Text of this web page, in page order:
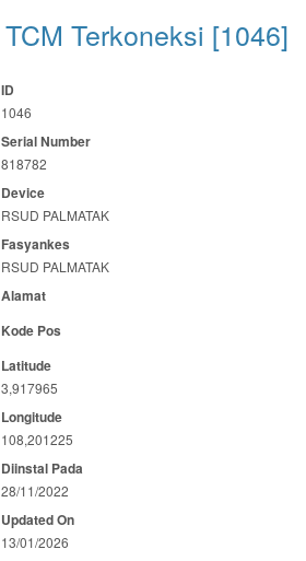
TCM Terkoneksi [1046]
ID
1046
Serial Number
818782
Device
RSUD PALMATAK
Fasyankes
RSUD PALMATAK
Alamat
Kode Pos
Latitude
3,917965
Longitude
108,201225
Diinstal Pada
28/11/2022
Updated On
13/01/2026